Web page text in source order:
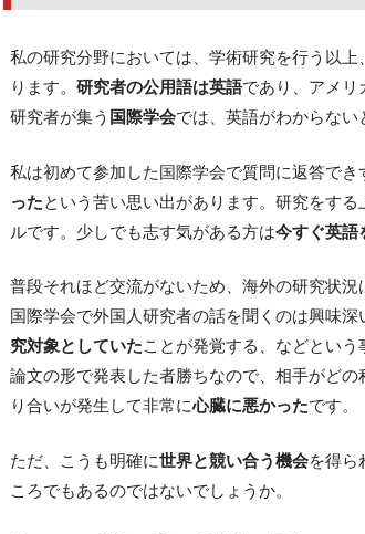
私の研究分野においては、学術研究を行う以
ります。研究者の公用語は英語であり、アメリ
研究者が集う 国際学会では、英語がわからない
私は初めて参加した国際学会で質問に返答でき
ったという苦い思い出があります。研究をす
ルです。少しでも志す気がある方は今すぐ英語
普段それほど交流がないため、海外の研究状
国際学会で外国人研究者の話を聞くのは興味
究対象としていたことが発覚する、などとい
論文の形で発表した者勝ちなので、相手がど
り合いが発生して非常に心臓に悪かったです。
ただ、こうも明確に世界と競い合う機会を得ら
ころでもあるのではないでしょうか。